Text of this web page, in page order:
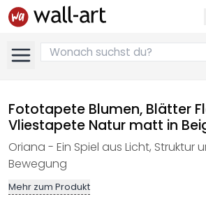
Fototapete Blumen, Blätter
Vliestapete Natur matt in
Oriana - Ein Spiel aus Licht, Struktur
Bewegung
Mehr zum Produkt